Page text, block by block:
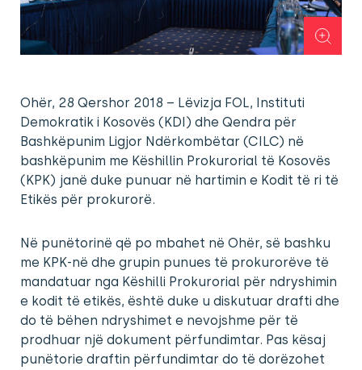
Ohër, 28 Qershor 2018 – Lëvizja FOL, Instituti
Demokratik i Kosovës (KDI) dhe Qendra për
Bashkëpunim Ligjor Ndërkombëtar (CILC) në
bashkëpunim me Këshillin Prokurorial të Kosovës
(KPK) janë duke punuar në hartimin e Kodit të ri të
Etikës për prokurorë.
Në punëtorinë që po mbahet në Ohër, së bashku
me KPK-në dhe grupin punues të prokurorëve të
mandatuar nga Këshilli Prokurorial për ndryshimin
e kodit të etikës, është duke u diskutuar drafti dhe
do të bëhen ndryshimet e nevojshme për të
prodhuar një dokument përfundimtar. Pas kësaj
punëtorie draftin përfundimtar do të dorëzohet